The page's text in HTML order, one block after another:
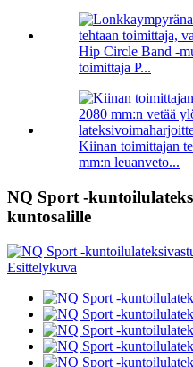
Hip Circle Band -
toimittaja P...
Kiinan toimittajan
mm:n leuanveto...
NQ Sport -
kuntosalille